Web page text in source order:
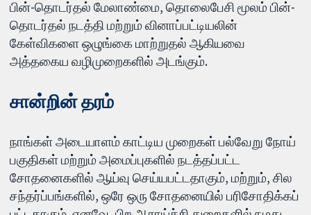
பின்-தொடர்தல் மேலாண்மை, தொலைபேசி மூலம் பின்-
தொடர்தல் நடத்தி மற்றும் வினாப்பட்டியலின்
கேள்விகளை ஒழுங்கை மாற்றுதல் ஆகியவை
அத்தகைய வழிமுறைகளில் அடங்கும்.
சான்றின் தரம்
நாங்கள் அடையாளம் காட்டிய முறைகள் பல்வேறு நோய்
பகுதிகள் மற்றும் அமைப்புகளில் நடத்தப்பட்ட
சோதனைகளில் ஆய்வு செய்யபட்டதாகும், மற்றும், சில
சந்தர்ப்பங்களில், ஒரே ஒரு சோதனையில் பரிசோதிக்கப்